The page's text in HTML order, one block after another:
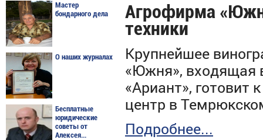
Мастер
бондарного дела
О наших журналах
Бесплатные
юридические
советы от
Алексея...
Агрофирма
техники
Крупнейшее
«Южня», входящая
«Ариант», готовит
центр в
Подробнее...